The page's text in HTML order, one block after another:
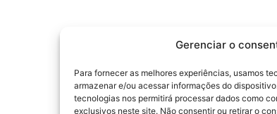
Gerenciar o
Para fornecer as melhores experiências, usamos
armazenar e/ou acessar informações do
tecnologias nos permitirá processar dados como
exclusivos neste site. Não consentir ou retirar o